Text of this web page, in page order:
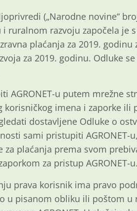
(„Narodne novine“
ruralnom razvoju započela je
plaćanja za 2019.
za 2019. godinu. Odluke
AGRONET-u putem mrežne
korisničkog imena i zaporke
dostavljene Odluke o
sami pristupiti
za plaćanja prema svom
za pristup AGRONET-
prava korisnik ima pravo
u pisanom obliku ili poštom u